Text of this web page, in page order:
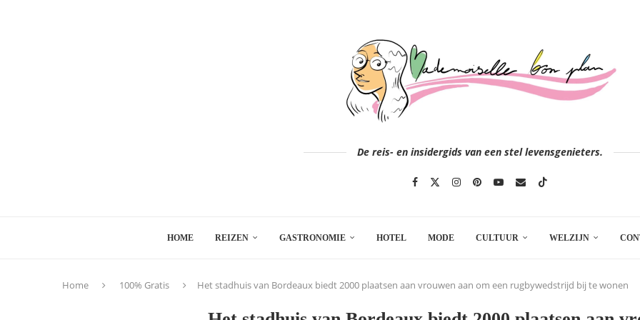
De reis- en insidergids van een stel levensgenieters.
HOME REIZEN GASTRONOMIE HOTEL MODE CULTUUR WELZIJN
Home 100% Gratis Het stadhuis van Bordeaux biedt 2000 plaatsen aan vrouwen aan om een rugbywedstrijd bij te wonen